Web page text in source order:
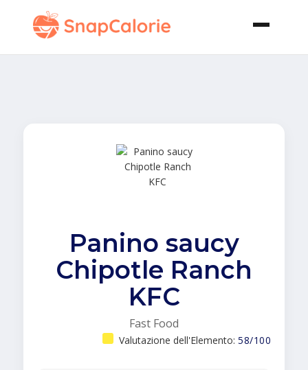
Panino saucy
Chipotle Ranch
KFC
Fast Food
Valutazione dell'Elemento: 58/100